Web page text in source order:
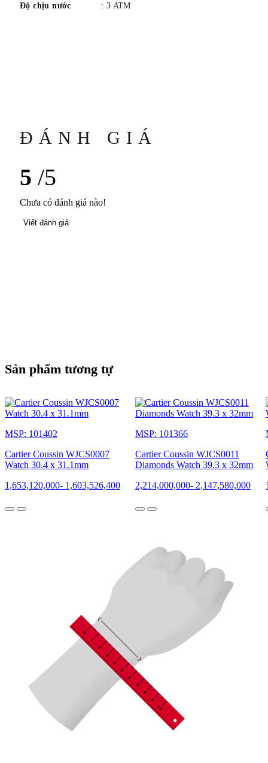
Độ chịu nước : 3 ATM
ĐÁNH GIÁ
5 /5
Chưa có đánh giá nào!
Viết đánh giá
Sản phẩm tương tự
MSP: 101402
Cartier Coussin WJCS0007
Watch 30.4 x 31.1mm
1,653,120,000- 1,603,526,400
MSP: 101366
Cartier Coussin WJCS0011
Diamonds Watch 39.3 x 32mm
2,214,000,000- 2,147,580,000